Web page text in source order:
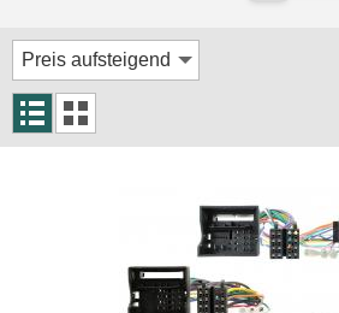
Navigationssoftware
Navigationssysteme